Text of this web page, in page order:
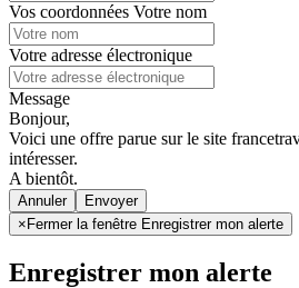
Vos coordonnées Votre nom
Votre adresse électronique
Message
Bonjour,
Voici une offre parue sur le site
intéresser.
A bientôt.
Annuler
× Fermer la fenêtre Enregistrer mon alerte
Enregistrer mon alerte